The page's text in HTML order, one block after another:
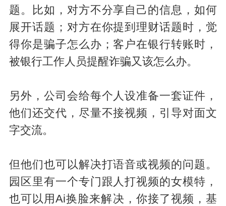
题。比如，对方不分享自己的信息，如何
展开话题；对方在你提到理财话题时，觉
得你是骗子怎么办；客户在银行转账时，
被银行工作人员提醒诈骗又该怎么办。
另外，公司会给每个人设准备一套证件，
他们还交代，尽量不接视频，引导对面文
字交流。
但他们也可以解决打语音或视频的问题。
园区里有一个专门跟人打视频的女模特，
也可以用Ai换脸来解决，你接了视频，基